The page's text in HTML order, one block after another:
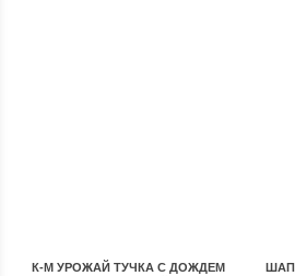
К-М УРОЖАЙ ТУЧКА С ДОЖДЕМ